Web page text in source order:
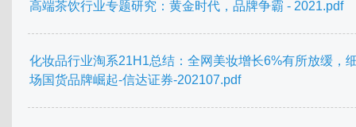
高端茶饮行业专题研究：黄金时代，品牌争霸 - 2021.pdf
化妆品行业淘系21H1总结：全网美妆增长6%有所放缓，
场国货品牌崛起-信达证券-202107.pdf